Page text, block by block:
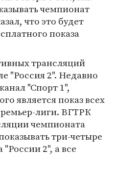
чемпионат
что это будет
показа
трансляций
"Россия 2". Недавно
"Спорт 1",
является показ всех
лиги. ВГТРК
чемпионата
три-четыре
2", а все